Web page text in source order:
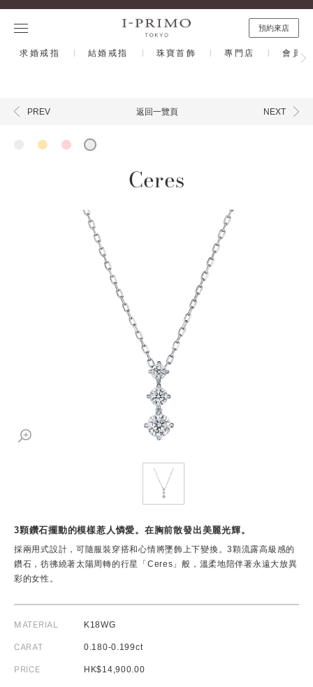
預約來店
求婚戒指 結婚戒指 珠寶首飾 專門店 會員
PREV 返回一覽頁 NEXT
Ceres
3顆鑽石擺動的模樣惹人憐愛。在胸前散發出美麗光輝。
採兩用式設計，可隨服裝穿搭和心情將墜飾上下變換。3顆流露高級感的
鑽石，彷彿繞著太陽周轉的行星「Ceres」般，溫柔地陪伴著永遠大放異
彩的女性。
MATERIAL K18WG
CARAT 0.180-0.199ct
PRICE HK$14,900.00